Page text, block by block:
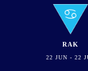
RAK
22 JUN - 22